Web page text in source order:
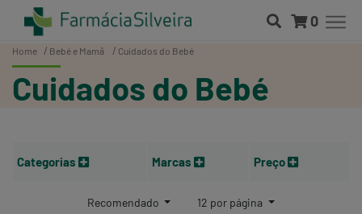
0
Home Bebé e Mamã Cuidados do Bebé
Cuidados do Bebé
Categorias Marcas Preço
Recomendado 12 por página